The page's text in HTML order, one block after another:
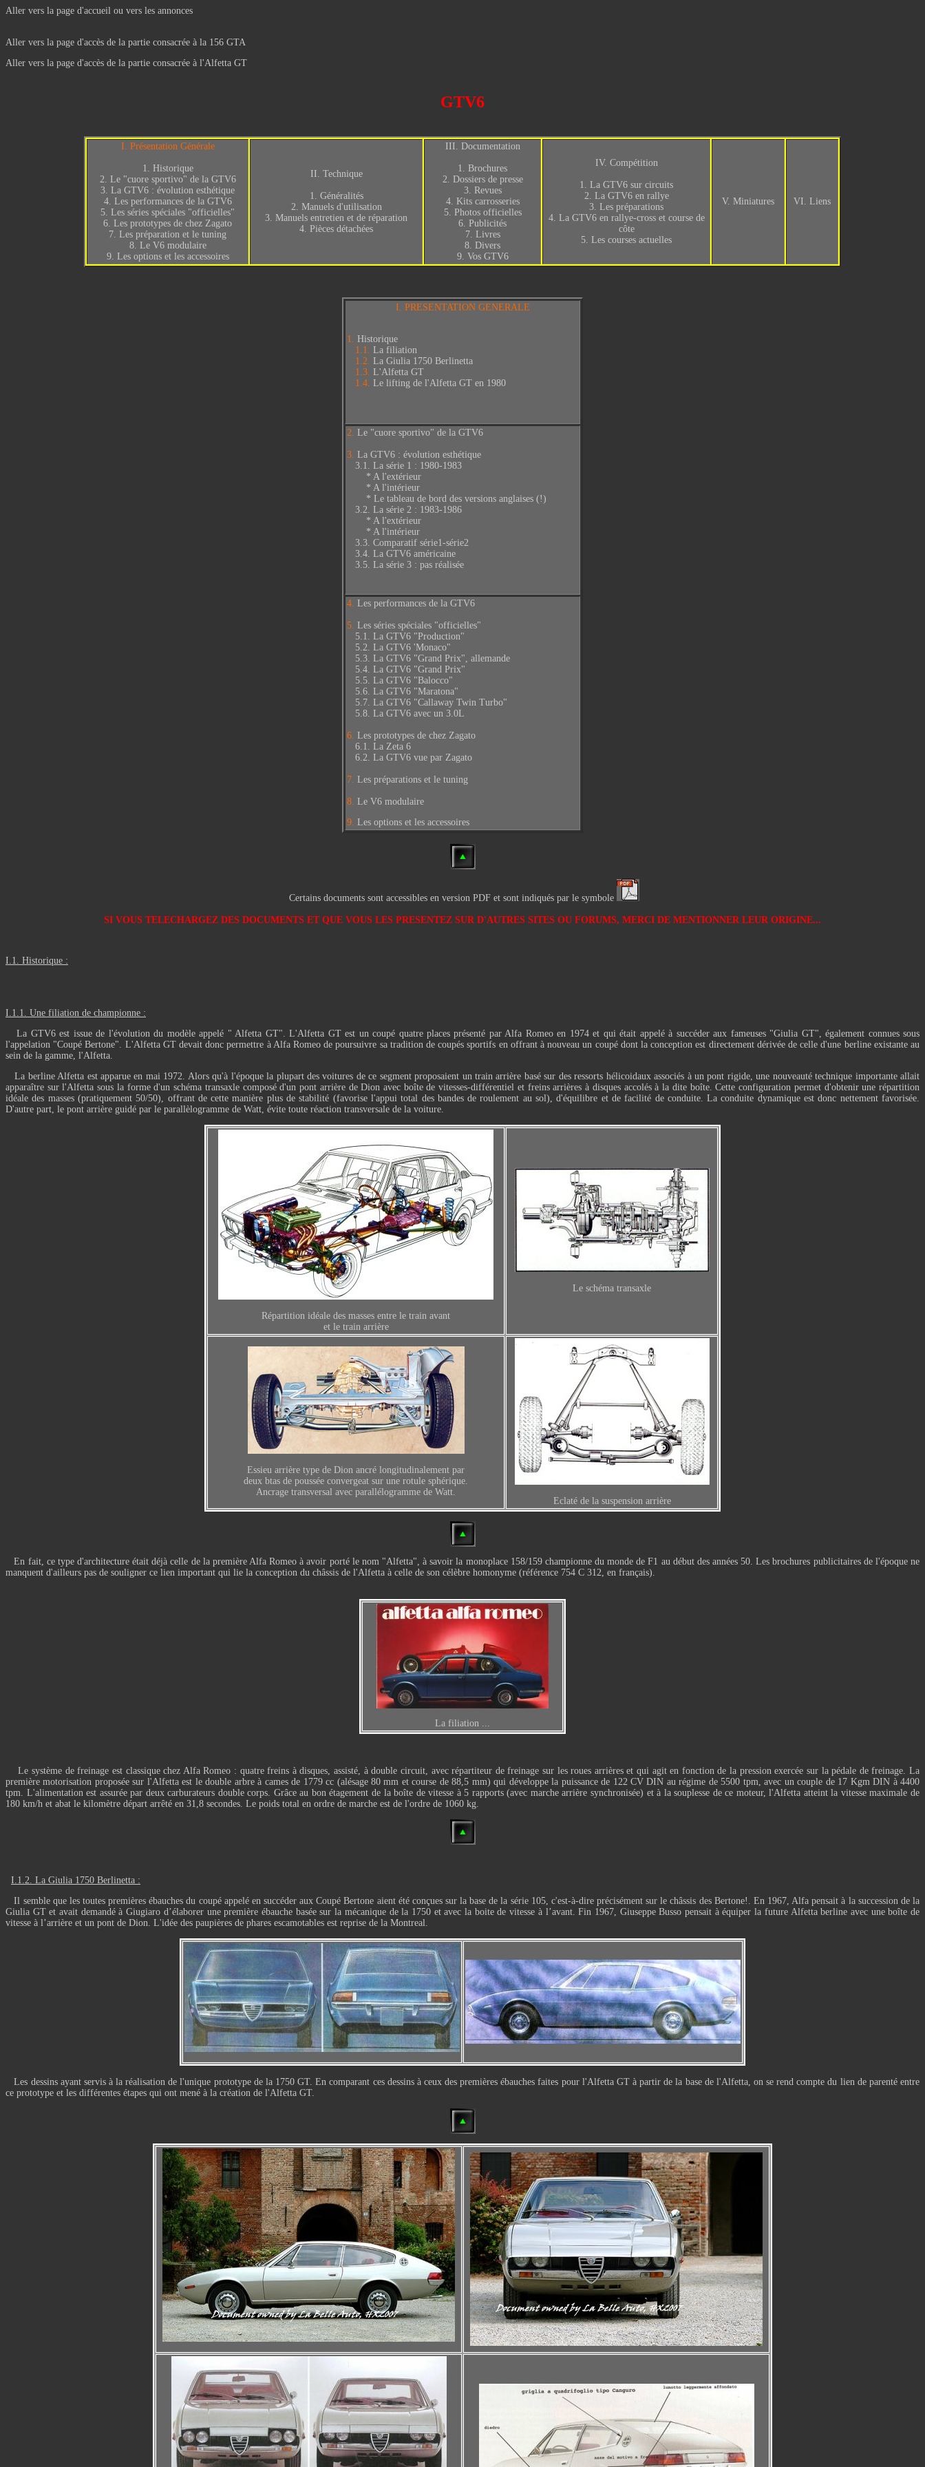
Aller vers la page d'accueil ou vers les annonces
Aller vers la page d'accès de la partie consacrée à la 156 GTA
Aller vers la page d'accès de la partie consacrée à l'Alfetta GT
GTV6
I. Présentation Générale
1. Historique
2. Le "cuore sportivo" de la GTV6
3. La GTV6 : évolution esthétique
4. Les performances de la GTV6
5. Les séries spéciales "officielles"
6. Les prototypes de chez Zagato
7. Les préparation et le tuning
8. Le V6 modulaire
9. Les options et les accessoires
II. Technique
1. Généralités
2. Manuels d'utilisation
3. Manuels entretien et de réparation
4. Pièces détachées
III. Documentation
1. Brochures
2. Dossiers de presse
3. Revues
4. Kits carrosseries
5. Photos officielles
6. Publicités
7. Livres
8. Divers
9. Vos GTV6
IV. Compétition
1. La GTV6 sur circuits
2. La GTV6 en rallye
3. Les préparations
4. La GTV6 en rallye-cross et course de
côte
5. Les courses actuelles
V. Miniatures VI. Liens
I. PRESENTATION GENERALE
1. Historique
1.1. La filiation
1.2. La Giulia 1750 Berlinetta
1.3. L'Alfetta GT
1.4. Le lifting de l'Alfetta GT en 1980
2. Le "cuore sportivo" de la GTV6
3. La GTV6 : évolution esthétique
3.1. La série 1 : 1980-1983
* A l'extérieur
* A l'intérieur
* Le tableau de bord des versions anglaises (!)
3.2. La série 2 : 1983-1986
* A l'extérieur
* A l'intérieur
3.3. Comparatif série1-série2
3.4. La GTV6 américaine
3.5. La série 3 : pas réalisée
4. Les performances de la GTV6
5. Les séries spéciales "officielles"
5.1. La GTV6 "Production"
5.2. La GTV6 'Monaco"
5.3. La GTV6 "Grand Prix", allemande
5.4. La GTV6 "Grand Prix"
5.5. La GTV6 "Balocco"
5.6. La GTV6 "Maratona"
5.7. La GTV6 "Callaway Twin Turbo"
5.8. La GTV6 avec un 3.0L
6. Les prototypes de chez Zagato
6.1. La Zeta 6
6.2. La GTV6 vue par Zagato
7. Les préparations et le tuning
8. Le V6 modulaire
9. Les options et les accessoires
Certains documents sont accessibles en version PDF et sont indiqués par le symbole
SI VOUS TELECHARGEZ DES DOCUMENTS ET QUE VOUS LES PRESENTEZ SUR D'AUTRES SITES OU FORUMS, MERCI DE MENTIONNER LEUR ORIGINE...
I.1. Historique :
I.1.1. Une filiation de championne :
La GTV6 est issue de l'évolution du modèle appelé "Alfetta GT".L'Alfetta GT est un coupé quatre places présenté par Alfa Romeo en 1974 et qui était appelé à succéder aux fameuses "Giulia GT", également connues sous
l'appelation "Coupé Bertone". L'Alfetta GT devait donc permettre à Alfa Romeo de poursuivre sa tradition de coupés sportifs en offrant à nouveau un coupé dont la conception est directement dérivée de celle d'une berline existante au
sein de la gamme, l'Alfetta.
La berline Alfetta est apparue en mai 1972. Alors qu'à l'époque la plupart des voitures de ce segment proposaient un train arrière basé sur des ressorts hélicoidaux associés à un pont rigide, une nouveauté technique importante allait
apparaître sur l'Alfetta sous la forme d'un schéma transaxle composé d'un pont arrière de Dion avec boîte de vitesses-différentiel et freins arrières à disques accolés à la dite boîte. Cette configuration permet d'obtenir une répartition
idéale des masses (pratiquement 50/50), offrant de cette manière plus de stabilité (favorise l'appui total des bandes de roulement au sol), d'équilibre et de facilité de conduite. La conduite dynamique est donc nettement favorisée.
D'autre part, le pont arrière guidé par le parallèlogramme de Watt, évite toute réaction transversale de la voiture.
Répartition idéale des masses entre le train avant
et le train arrière
Le schéma transaxle
Essieu arrière type de Dion ancré longitudinalement par
deux btas de poussée convergeat sur une rotule sphérique.
Ancrage transversal avec parallélogramme de Watt.
Eclaté de la suspension arrière
En fait, ce type d'architecture était déjà celle de la première Alfa Romeo à avoir porté le nom "Alfetta", à savoir la monoplace 158/159 championne du monde de F1 au début des années 50. Les brochures publicitaires de l'époque ne
manquent d'ailleurs pas de souligner ce lien important qui lie la conception du châssis de l'Alfetta à celle de son célèbre homonyme (référence 754 C 312, en français).
La filiation ...
Le système de freinage est classique chez Alfa Romeo : quatre freins à disques, assisté, à double circuit, avec répartiteur de freinage sur les roues arrières et qui agit en fonction de la pression exercée sur la pédale de freinage. La
première motorisation proposée sur l'Alfetta est le double arbre à cames de 1779 cc (alésage 80 mm et course de 88,5 mm) qui développe la puissance de 122 CV DIN au régime de 5500 tpm, avec un couple de 17 Kgm DIN à 4400
tpm. L'alimentation est assurée par deux carburateurs double corps. Grâce au bon étagement de la boîte de vitesse à 5 rapports (avec marche arrière synchronisée) et à la souplesse de ce moteur, l'Alfetta atteint la vitesse maximale de
180 km/h et abat le kilomètre départ arrêté en 31,8 secondes. Le poids total en ordre de marche est de l'ordre de 1060 kg.
I.1.2. La Giulia 1750 Berlinetta :
Il semble que les toutes premières ébauches du coupé appelé en succéder aux Coupé Bertone aient été conçues sur la base de la série 105, c'est-à-dire précisément sur le châssis des Bertone!. En 1967, Alfa pensait à la succession de la
Giulia GT et avait demandé à Giugiaro d’élaborer une première ébauche basée sur la mécanique de la 1750 et avec la boite de vitesse à l’avant. Fin 1967, Giuseppe Busso pensait à équiper la future Alfetta berline avec une boîte de
vitesse à l’arrière et un pont de Dion. L'idée des paupières de phares escamotables est reprise de la Montreal.
Les dessins ayant servis à la réalisation de l'unique prototype de la 1750 GT. En comparant ces dessins à ceux des premières ébauches faites pour l'Alfetta GT à partir de la base de l'Alfetta, on se rend compte du lien de parenté entre
ce prototype et les différentes étapes qui ont mené à la création de l'Alfetta GT.